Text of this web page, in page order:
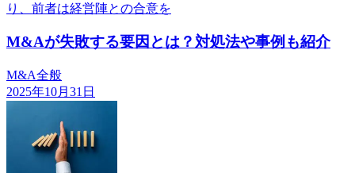
り、前者は経営陣との合意を
M&Aが失敗する要因とは？対処法や事例も紹介
M&A全般
2025年10月31日